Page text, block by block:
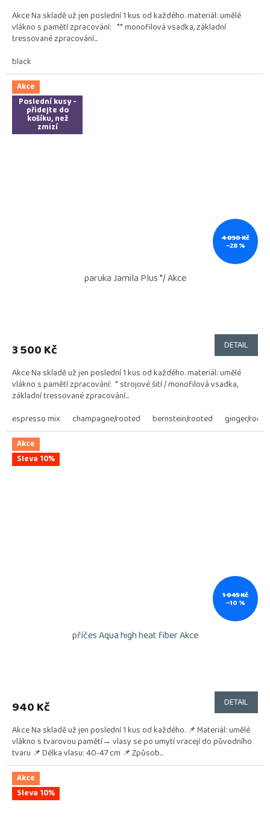
Akce Na skladě už jen poslední 1 kus od každého. materiál: umělé
vlákno s pamětí zpracování: ** monofilová vsadka, základní
tressované zpracování...
black
Akce
Poslední kusy -
přidejte do
košíku, než
zmizí
4 890 Kč
–28 %
paruka Jamila Plus */ Akce
3 500 Kč DETAIL
Akce Na skladě už jen poslední 1 kus od každého. materiál: umělé
vlákno s pamětí zpracování: * strojové šití / monofilová vsadka,
základní tressované zpracování...
espresso mix
champagne/rooted bernstein/rooted ginger/
Akce
Sleva 10%
1 045 Kč
–10 %
příčes Aqua high heat fiber Akce
940 Kč DETAIL
Akce Na skladě už jen poslední 1 kus od každého. 📌 Materiál: umělé
vlákno s tvarovou pamětí→ vlasy se po umytí vracejí do původního
tvaru 📌 Délka vlasu: 40-47 cm 📌 Způsob...
Akce
Sleva 10%